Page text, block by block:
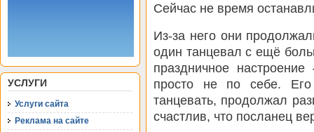
УСЛУГИ
Услуги сайта
Реклама на сайте
Сейчас не время
Из-за него они
один танцевал с ещё
праздничное
просто не по себе.
танцевать, продолжал
счастлив, что посланец